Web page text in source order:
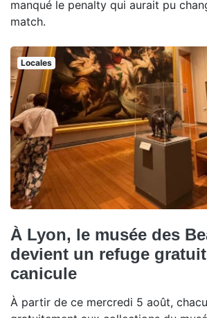
manqué le penalty qui aurait pu
match.
Locales
À Lyon, le musée des
devient un refuge
canicule
À partir de ce mercredi 5 août,